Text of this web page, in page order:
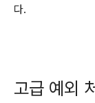
다.
고급 예외